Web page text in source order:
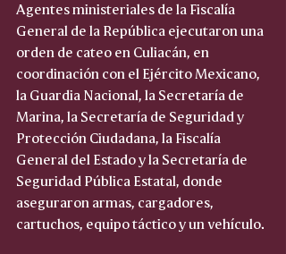
Agentes ministeriales de la Fiscalía
General de la República ejecutaron una
orden de cateo en Culiacán, en
coordinación con el Ejército Mexicano,
la Guardia Nacional, la Secretaría de
Marina, la Secretaría de Seguridad y
Protección Ciudadana, la Fiscalía
General del Estado y la Secretaría de
Seguridad Pública Estatal, donde
aseguraron armas, cargadores,
cartuchos, equipo táctico y un vehículo.